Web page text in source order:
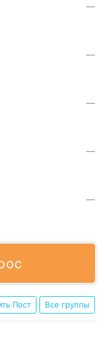
—
—
—
—
—
Пост Все группы